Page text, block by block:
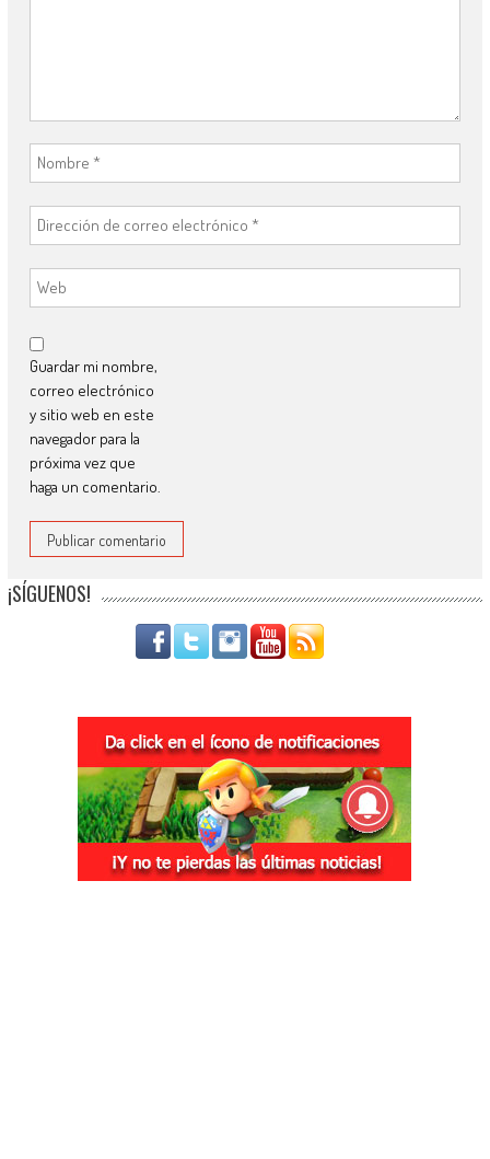
Guardar mi nombre,
correo electrónico
y sitio web en este
navegador para la
próxima vez que
haga un comentario.
¡SÍGUENOS!